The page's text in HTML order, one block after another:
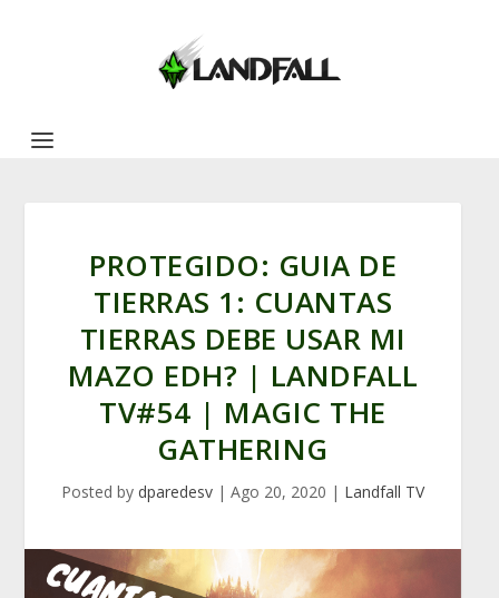
PROTEGIDO: GUIA DE
TIERRAS 1: CUANTAS
TIERRAS DEBE USAR MI
MAZO EDH? | LANDFALL
TV#54 | MAGIC THE
GATHERING
Posted by dparedesv | Ago 20, 2020 | Landfall TV